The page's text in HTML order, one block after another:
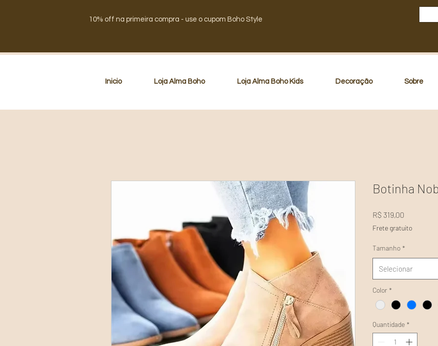
10% off na primeira compra - use o cupom Boho Style
Inicio Loja Alma Boho Loja Alma Boho Kids Decoração Sobre
Botinha
R$ 319,00
Frete gratuito
Tamanho *
Selecionar
Color *
Quantidade *